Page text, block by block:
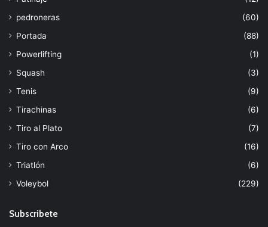
pedroneras
(60)
Portada
(88)
Powerlifting
(1)
Squash
(3)
Tenis
(9)
Tirachinas
(6)
Tiro al Plato
(7)
Tiro con Arco
(16)
Triatlón
(6)
Voleybol
(229)
Subscribete